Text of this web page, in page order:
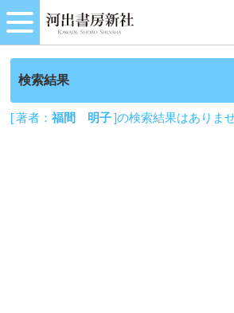
検索結果
[ 著者：福間 明子]の検索結果はありま